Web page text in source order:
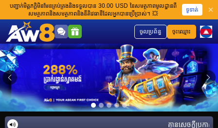
បញ្ជាក់មិត្តភក្តិមិនមែនគ្រប់គ្រងនិងទទួលបាន 30.00 USD នៃសមត្ថភាពមូលដ្ឋានពី
សមត្ថភាពនិងសមត្ថភាពនិងនីតិវេធានីដែលអ្នកបានប្រើប្រាស់។ 💥
ទូទាត់
ចុះឈ្មោះ
ចូលប្រព័ន្ធ
គ្មានសេចក្តីប្រកាស